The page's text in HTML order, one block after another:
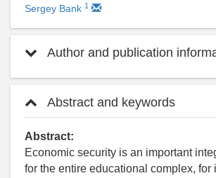
Sergey Bank 1
Author and publication
Abstract and keywords
Abstract:
Economic security is an important
for the entire educational complex, for